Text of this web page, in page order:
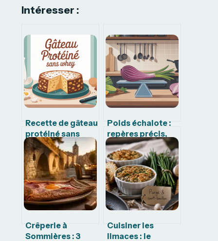
Intéresser :
Recette de gâteau
protéiné sans
whey facile et
vraiment
gourmand
Poids échalote :
repères précis,
équivalences et
conseils en
cuisine
Crêperie à
Sommières : 3
Cuisiner les
limaces : le